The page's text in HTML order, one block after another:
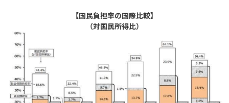
【国民負担率の国際比較】
（対国民所得比）